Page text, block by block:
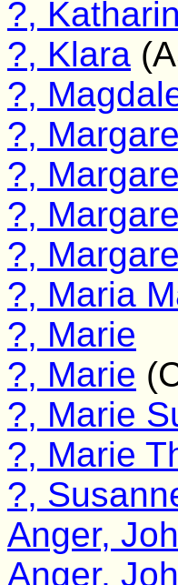
?,
?, Klara
?,
?,
?,
?,
?,
?, Maria
?, Marie
?, Marie
?, Marie
?, Marie
?,
Anger,
Anger,